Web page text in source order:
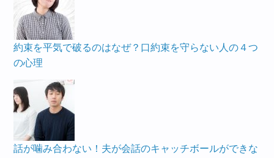
約束を平気で破るのはなぜ？口約束を守らない人の４つ
の心理
話が噛み合わない！夫が会話のキャッチボールができな